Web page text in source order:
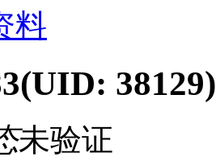
料
(UID: 38129)
未验证